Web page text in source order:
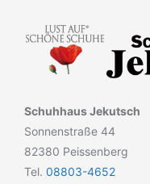
Schuhhaus Jekutsch
Sonnenstraße 44
82380 Peissenberg
Tel. 08803-4652